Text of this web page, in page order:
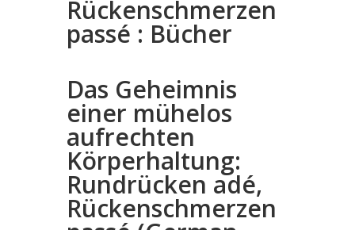
Rückenschmerzen
passé : Bücher
Das Geheimnis
einer mühelos
aufrechten
Körperhaltung:
Rundrücken adé,
Rückenschmerzen